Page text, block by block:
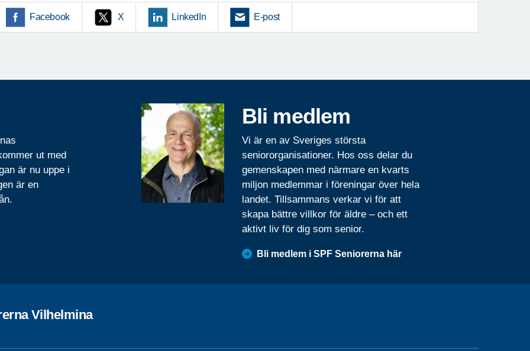
Facebook X LinkedIn E-post
ut med
är nu uppe i
är en
Bli medlem
Vi är en av Sveriges största
seniororganisationer. Hos oss delar du
gemenskapen med närmare en kvarts
miljon medlemmar i föreningar över hela
landet. Tillsammans verkar vi för att
skapa bättre villkor för äldre – och ett
aktivt liv för dig som senior.
Bli medlem i SPF Seniorerna här
Vilhelmina